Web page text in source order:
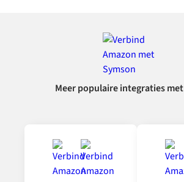
Meer populaire integraties met